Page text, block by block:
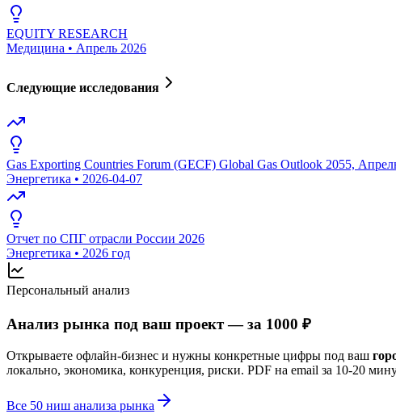
EQUITY RESEARCH
Медицина • Апрель 2026
Следующие исследования
Gas Exporting Countries Forum (GECF) Global Gas Outlook 2055,
Энергетика • 2026-04-07
Отчет по СПГ отрасли России 2026
Энергетика • 2026 год
Персональный анализ
Анализ рынка под ваш проект — за 1000 ₽
Открываете офлайн-бизнес и нужны конкретные цифры под ваш
локально, экономика, конкуренция, риски. PDF на email за 10-20
Все 50 ниш анализа рынка